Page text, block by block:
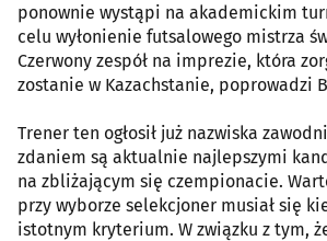
ponownie wystąpi na akademickim
celu wyłonienie futsalowego mistrza
Czerwony zespół na imprezie, która
zostanie w Kazachstanie, poprowadzi
Trener ten ogłosił już nazwiska
zdaniem są aktualnie najlepszymi
na zbliżającym się czempionacie.
przy wyborze selekcjoner musiał się
istotnym kryterium. W związku z tym,